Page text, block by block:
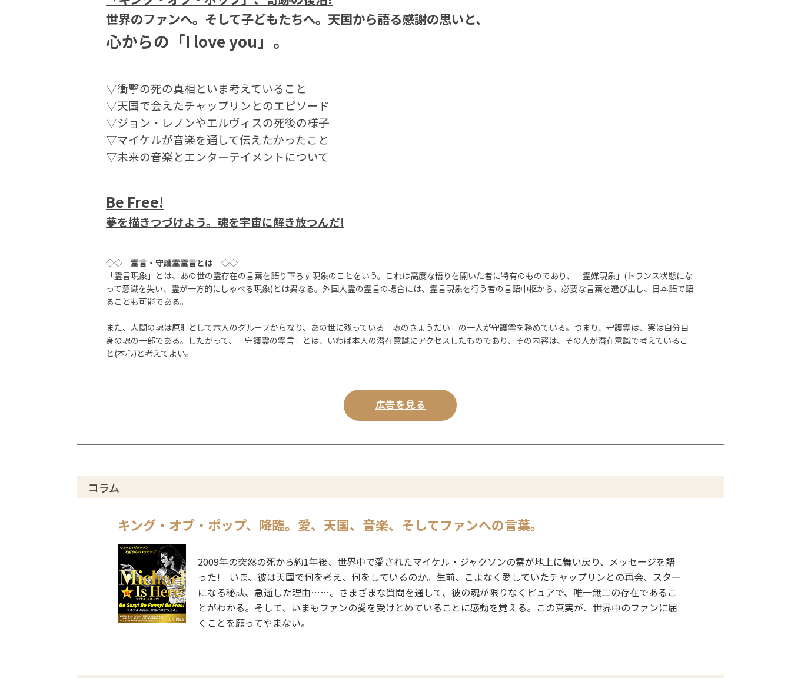
世界のファンへ。そして子どもたちへ。天国から語る感謝の思いと、
心からの「I love you」。
▽衝撃の死の真相といま考えていること
▽天国で会えたチャップリンとのエピソード
▽ジョン・レノンやエルヴィスの死後の様子
▽マイケルが音楽を通して伝えたかったこと
▽未来の音楽とエンターテイメントについて
Be Free!
夢を描きつづけよう。魂を宇宙に解き放つんだ!
◇◇ 霊言・守護霊霊言とは ◇◇
「霊言現象」とは、あの世の霊存在の言葉を語り下ろす現象のことをいう。これは高度な悟りを開いた者に特有のものであり、「霊媒現象」(トランス状態にな
って意識を失い、霊が一方的にしゃべる現象)とは異なる。外国人霊の霊言の場合には、霊言現象を行う者の言語中枢から、必要な言葉を選び出し、日本語で語
ることも可能である。
また、人間の魂は原則として六人のグループからなり、あの世に残っている「魂のきょうだい」の一人が守護霊を務めている。つまり、守護霊は、実は自分自
身の魂の一部である。したがって、「守護霊の霊言」とは、いわば本人の潜在意識にアクセスしたものであり、その内容は、その人が潜在意識で考えているこ
と(本心)と考えてよい。
広告を見る
コラム
キング・オブ・ポップ、降臨。 愛、天国、音楽、そしてファンへの言葉。
2009年の突然の死から約1年後、世界中で愛されたマイケル・ジャクソンの霊が地上に舞い戻り、メッセージを語
った! いま、彼は天国で何を考え、何をしているのか。生前、こよなく愛していたチャップリンとの再会、スター
になる秘訣、急逝した理由……。さまざまな質問を通して、彼の魂が限りなくピュアで、唯一無二の存在であるこ
とがわかる。そして、いまもファンの愛を受けとめていることに感動を覚える。この真実が、世界中のファンに届
くことを願ってやまない。